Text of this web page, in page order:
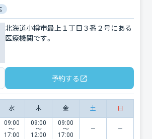
北海道小樽市最上１丁目３番２号にある
医療機関です。
予約する
水 木 金 土 日
09:00
〜
17:00
09:00
〜
12:00
09:00
〜
17:00